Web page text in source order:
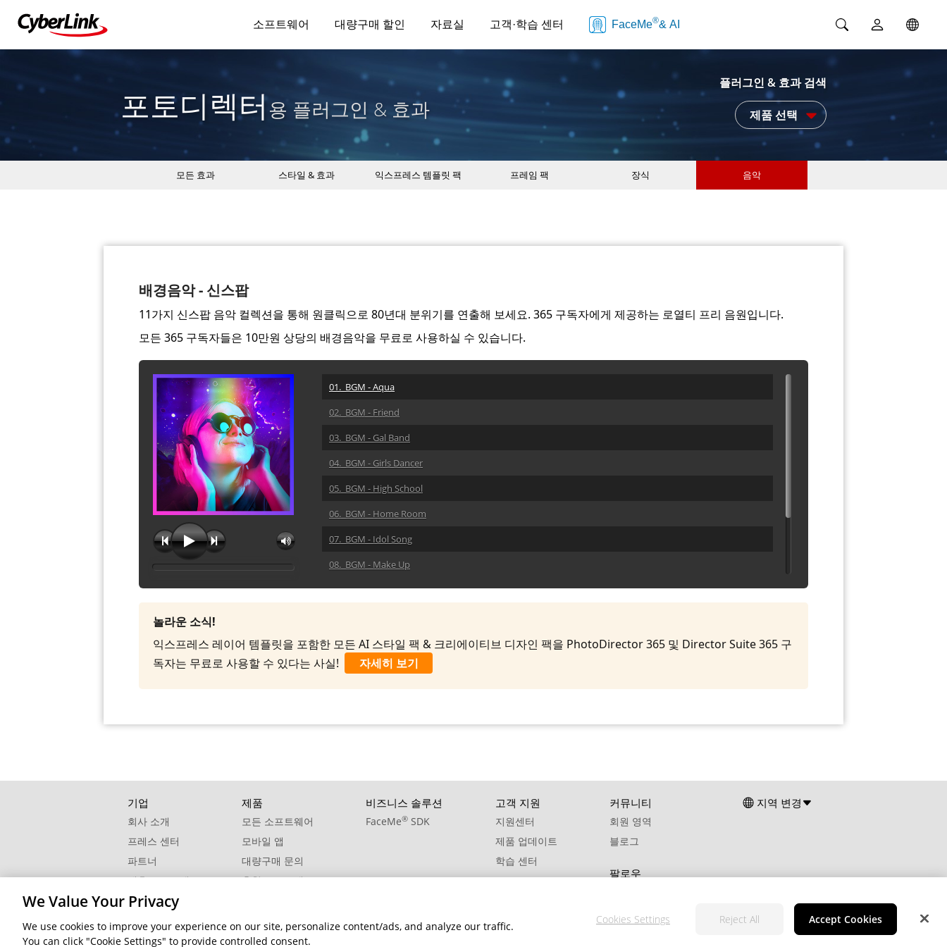
소프트웨어 대량구매 할인 자료실 고객·학습 센터 FaceMe®& AI
포토디렉터용 플러그인 & 효과
플러그인 & 효과 검색
제품 선택
모든 효과 스타일 & 효과 익스프레스 템플릿 팩 프레임 팩 장식 음악
배경음악 - 신스팝
11가지 신스팝 음악 컬렉션을 통해 원클릭으로 80년대 분위기를 연출해 보세요. 365 구독자에게 제공하는 로열티 프리 음원입니다.
모든 365 구독자들은 10만원 상당의 배경음악을 무료로 사용하실 수 있습니다.
01. BGM - Aqua
02. BGM - Friend
03. BGM - Gal Band
04. BGM - Girls Dancer
05. BGM - High School
06. BGM - Home Room
07. BGM - Idol Song
08. BGM - Make Up
09. BGM - Message
11. BGM - Rose
놀라운 소식!
익스프레스 레이어 템플릿을 포함한 모든 AI 스타일 팩 & 크리에이티브 디자인 팩을 PhotoDirector 365 및 Director Suite 365 구
독자는 무료로 사용할 수 있다는 사실!
자세히 보기
기업
회사 소개
프레스 센터
파트너
제휴 프로그램
연락처
제품
모든 소프트웨어
모바일 앱
대량구매 문의
추천 프로그램
비즈니스 솔루션
FaceMe® SDK
고객 지원
지원센터
제품 업데이트
학습 센터
커뮤니티
회원 영역
블로그
팔로우
지역 변경
© 2026 CyberLink Corp. All Rights Reserved. 개인정보 처리방침 서비스 약관 쿠키 설정
We Value Your Privacy
We use cookies to improve your experience on our site, personalize content/ads, and analyze our traffic.
You can click "Cookie Settings" to provide controlled consent.
Cookies Settings Reject All Accept Cookies